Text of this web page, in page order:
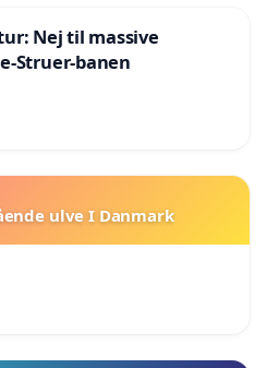
Nej til massive
Struer-banen
ulve I Danmark